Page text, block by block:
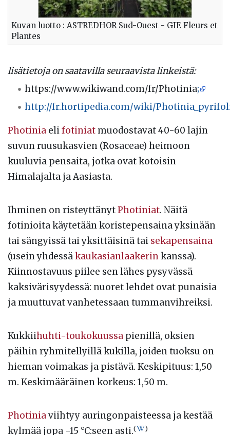
Kuvan luotto : ASTREDHOR Sud-Ouest - GIE Fleurs et
Plantes
lisätietoja on saatavilla seuraavista linkeistä:
https://www.wikiwand.com/fr/Photinia;
http://fr.hortipedia.com/wiki/
Photinia elifotiniat muodostavat 40-60 lajin
suvun ruusukasvien (Rosaceae) heimoon
kuuluvia pensaita, jotka ovat kotoisin
Himalajalta ja Aasiasta.
Ihminen on risteyttänytPhotiniat. Näitä
fotinioita käytetään koristepensaina yksinään
tai sängyissä tai yksittäisinä tai sekapensaina
(usein yhdessäkaukasianlaakerinkanssa).
Kiinnostavuus piilee sen lähes pysyvässä
kaksivärisyydessä: nuoret lehdet ovat punaisia
ja muuttuvat vanhetessaan tummanvihreiksi.
Kukkiihuhti-toukokuussa pienillä, oksien
päihin ryhmitellyillä kukilla, joiden tuoksu on
hieman voimakas ja pistävä. Keskipituus: 1,50
m. Keskimääräinen korkeus: 1,50 m.
Photiniaviihtyy auringonpaisteessa ja kestää
kylmää jopa -15 °C:seen asti.( )